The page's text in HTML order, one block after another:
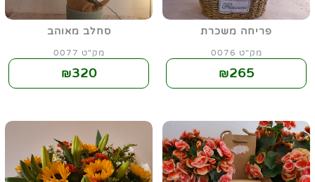
פריחה משכרת
מק"ט 0076
₪265
סחלב מאוהב
מק"ט 0077
₪320